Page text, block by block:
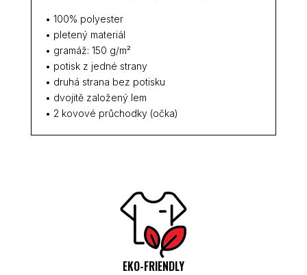
• 100% polyester
• pletený materiál
• gramáž: 150 g/m²
• potisk z jedné strany
• druhá strana bez potisku
• dvojitě založený lem
• 2 kovové průchodky (očka)
EKO-FRIENDLY